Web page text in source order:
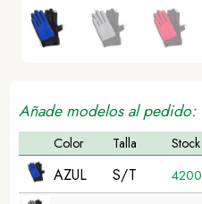
Añade modelos al pedido:
Color Talla Stock
AZUL S/T 4200